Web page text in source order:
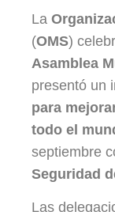
La
(OMS)
Asamblea
presentó un
para
todo el
septiembre
Seguridad
Las